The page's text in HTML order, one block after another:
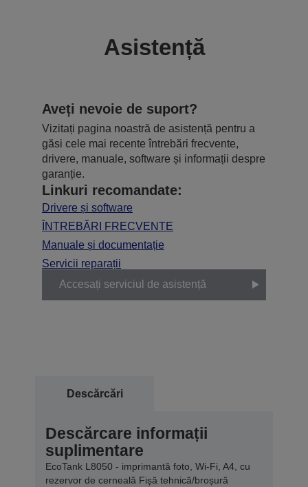
Asistență
Aveți nevoie de suport?
Vizitați pagina noastră de asistență pentru a
găsi cele mai recente întrebări frecvente,
drivere, manuale, software și informații despre
garanție.
Linkuri recomandate:
Drivere și software
ÎNTREBĂRI FRECVENTE
Manuale și documentație
Servicii reparații
Accesați serviciul de asistență
Descărcări
Descărcare informații
suplimentare
EcoTank L8050 - imprimantă foto, Wi-Fi, A4, cu
rezervor de cerneală Fișă tehnică/broșură